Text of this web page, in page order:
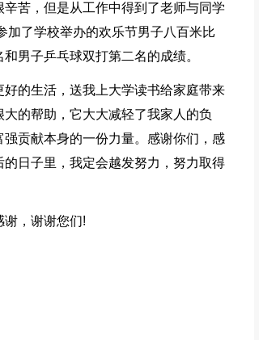
苦，但是从工作中得到了老师与同学
加了学校举办的欢乐节男子八百米比
男子乒乓球双打第二名的成绩。
的生活，送我上大学读书给家庭带来
的帮助，它大大减轻了我家人的负
贡献本身的一份力量。感谢你们，感
日子里，我定会越发努力，努力取得
，谢谢您们!